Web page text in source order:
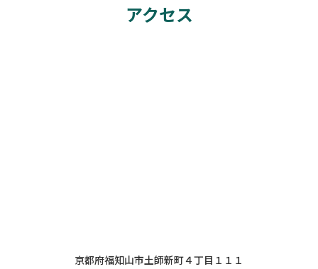
アクセス
京都府福知山市土師新町４丁目１１１